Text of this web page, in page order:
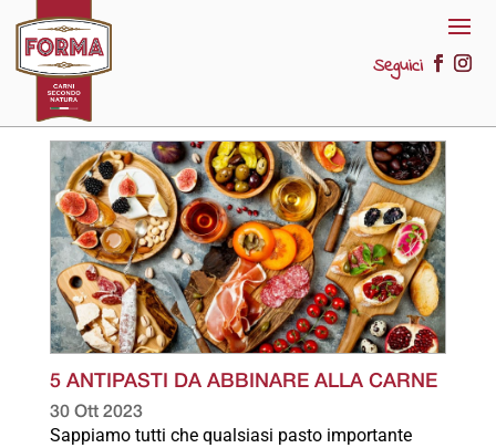
Seguici
5 ANTIPASTI DA ABBINARE ALLA CARNE
30 Ott 2023
Sappiamo tutti che qualsiasi pasto importante